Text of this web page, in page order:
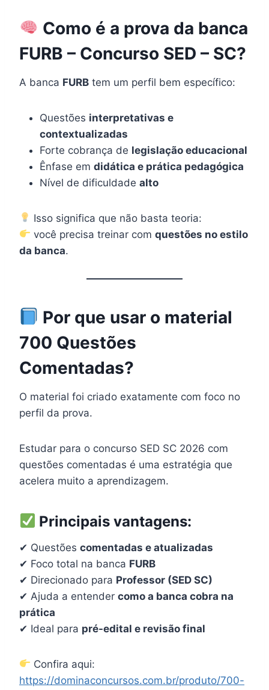
Como é a prova da banca
FURB – Concurso SED – SC?
A banca FURB tem um perfil bem específico:
Questões interpretativas e
contextualizadas
Forte cobrança de legislação educacional
Ênfase em didática e prática pedagógica
Nível de dificuldade alto
Isso significa que não basta teoria:
você precisa treinar comquestões no estilo
da banca.
Por que usar o material
700 Questões
Comentadas?
O material foi criado exatamente com foco no
perfil da prova.
Estudar para o concurso SED SC 2026 com
questões comentadas é uma estratégia que
acelera muito a aprendizagem.
Principais vantagens:
✔ Questões comentadas e atualizadas
✔ Foco total na banca FURB
✔ Direcionado para Professor (SED SC)
✔ Ajuda a entender como a banca cobra na
prática
✔ Ideal para pré-edital e revisão final
Confira aqui:
https://dominaconcursos.com.br/produto/700-